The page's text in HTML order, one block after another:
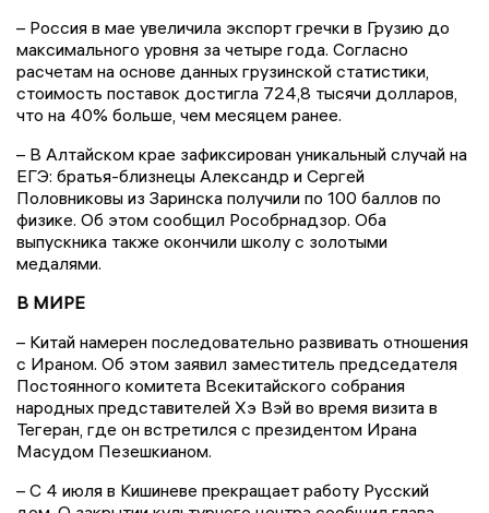
– Россия в мае увеличила экспорт гречки в Грузию до
максимального уровня за четыре года. Согласно
расчетам на основе данных грузинской статистики,
стоимость поставок достигла 724,8 тысячи долларов,
что на 40% больше, чем месяцем ранее.
– В Алтайском крае зафиксирован уникальный случай на
ЕГЭ: братья-близнецы Александр и Сергей
Половниковы из Заринска получили по 100 баллов по
физике. Об этом сообщил Рособрнадзор. Оба
выпускника также окончили школу с золотыми
медалями.
В МИРЕ
– Китай намерен последовательно развивать отношения
с Ираном. Об этом заявил заместитель председателя
Постоянного комитета Всекитайского собрания
народных представителей Хэ Вэй во время визита в
Тегеран, где он встретился с президентом Ирана
Масудом Пезешкианом.
– С 4 июля в Кишиневе прекращает работу Русский